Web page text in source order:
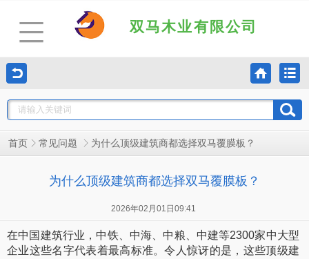
双马木业有限公司
首页 常见问题 为什么顶级建筑商都选择双马覆膜板？
为什么顶级建筑商都选择双马覆膜板？
2026年02月01日09:41
在中国建筑行业，中铁、中海、中粮、中建等2300家中大型
企业这些名字代表着最高标准。令人惊讶的是，这些顶级建